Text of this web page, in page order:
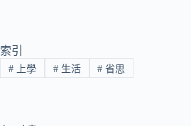
索引
#上學 #生活 # 省思